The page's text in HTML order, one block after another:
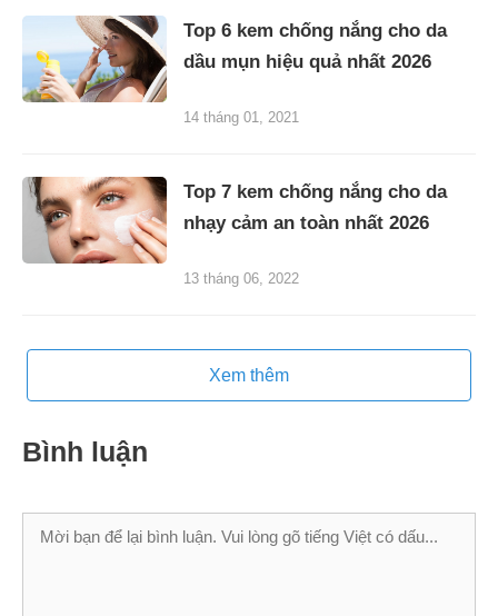
Top 6 kem chống nắng cho da
dầu mụn hiệu quả nhất 2026
14 tháng 01, 2021
Top 7 kem chống nắng cho da
nhạy cảm an toàn nhất 2026
13 tháng 06, 2022
Xem thêm
Bình luận
Bình